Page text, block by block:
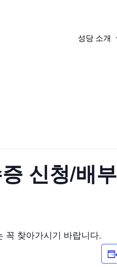
성당 소개
신청/배부
꼭 찾아가시기 바랍니다.